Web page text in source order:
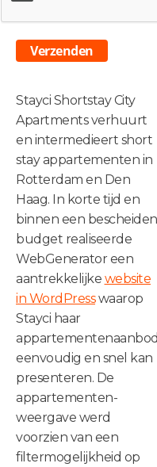
Verzenden
Stayci Shortstay City
Apartments verhuurt
en intermedieert short
stay appartementen in
Rotterdam en Den
Haag. In korte tijd en
binnen een bescheiden
budget realiseerde
WebGenerator een
aantrekkelijke website
in WordPresswaarop
Stayci haar
appartementenaanbod
eenvoudig en snel kan
presenteren. De
appartementen-
weergave werd
voorzien van een
filtermogelijkheid op